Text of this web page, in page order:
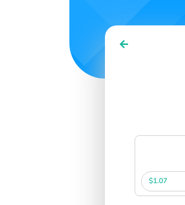
SIGN UP
$1.07